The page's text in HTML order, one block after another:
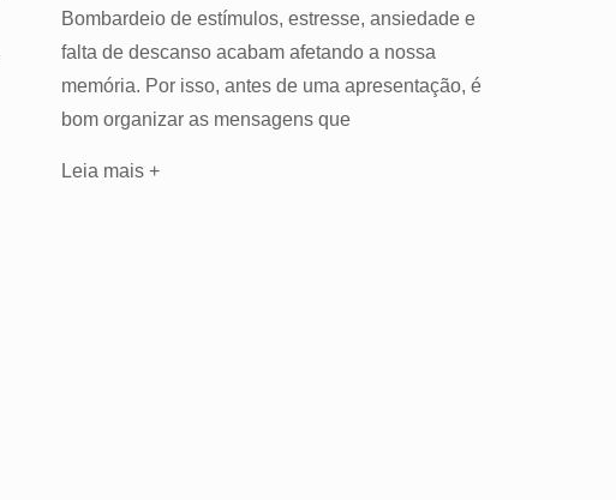
Bombardeio de estímulos, estresse, ansiedade e
falta de descanso acabam afetando a nossa
memória. Por isso, antes de uma apresentação, é
bom organizar as mensagens que
Leia mais +